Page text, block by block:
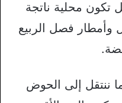
محلية ناتجة
وأمطار فصل الربيع
ننتقل إلى الحوض